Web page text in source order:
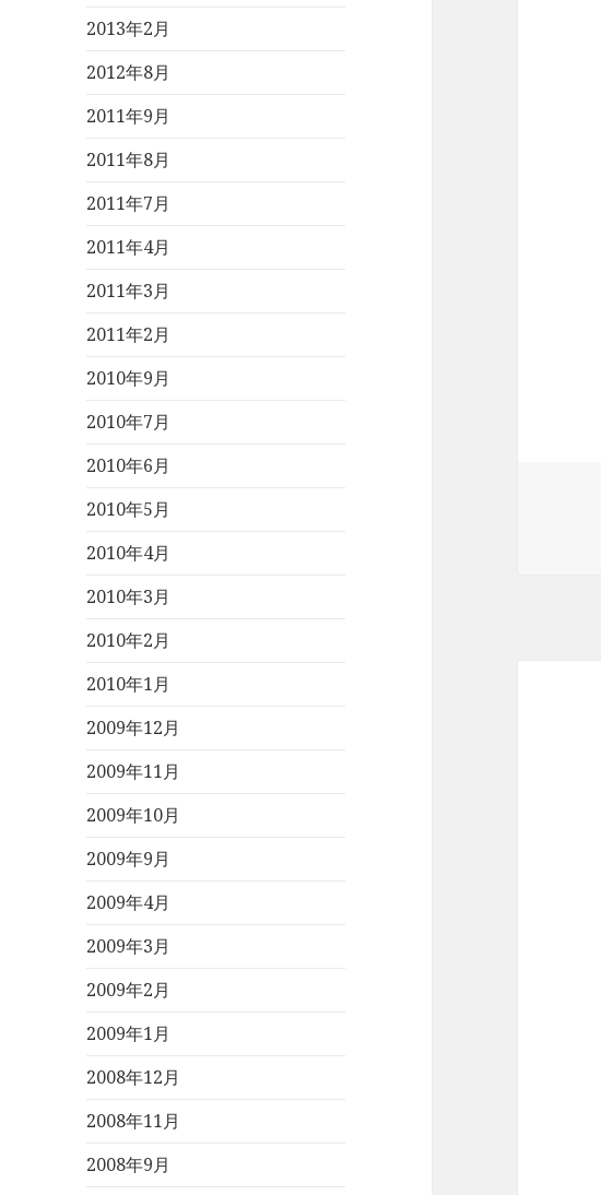
2013年2月
2012年8月
2011年9月
2011年8月
2011年7月
2011年4月
2011年3月
2011年2月
2010年9月
2010年7月
2010年6月
2010年5月
2010年4月
2010年3月
2010年2月
2010年1月
2009年12月
2009年11月
2009年10月
2009年9月
2009年4月
2009年3月
2009年2月
2009年1月
2008年12月
2008年11月
2008年9月